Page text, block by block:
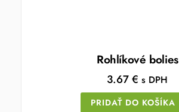
Rohlíkové bolies
3.67€ s DPH
PRIDAŤ DO KOŠÍKA